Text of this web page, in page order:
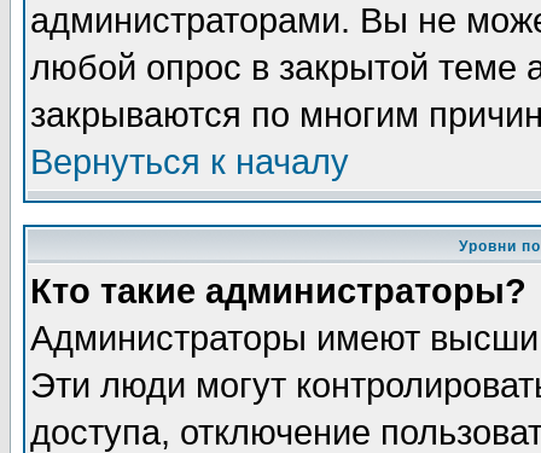
администраторами. Вы не
любой опрос в закрытой теме
закрываются по многим
Вернуться к началу
Уровни
Кто такие администраторы?
Администраторы имеют
Эти люди могут
доступа, отключение